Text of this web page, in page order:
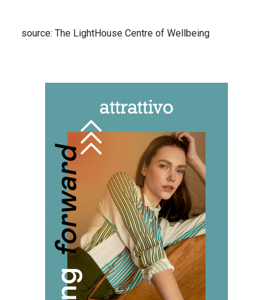
source: The LightHouse Centre of Wellbeing